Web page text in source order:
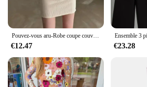
€12.47 €23.28